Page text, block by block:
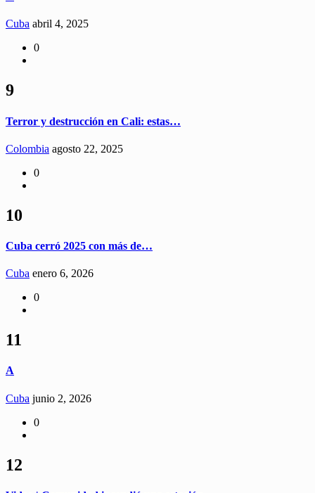
Cuba abril 4, 2025
0
9
Terror y destrucción en Cali: estas…
Colombia agosto 22, 2025
0
10
Cuba cerró 2025 con más de…
Cuba enero 6, 2026
0
11
A
Cuba junio 2, 2026
0
12